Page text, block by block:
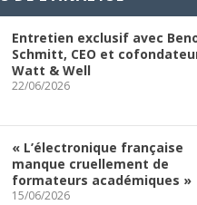
Entretien exclusif avec
Schmitt, CEO et
Watt & Well
22/06/2026
« L’électronique française
manque cruellement de
formateurs académiques »
15/06/2026